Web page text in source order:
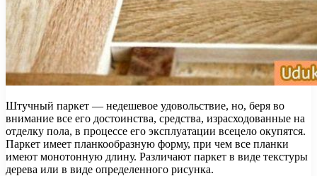
Штучный паркет — недешевое удовольствие, но, беря во
внимание все его достоинства, средства, израсходованные на
отделку пола, в процессе его эксплуатации всецело окупятся.
Паркет имеет планкообразную форму, при чем все планки
имеют монотонную длину. Различают паркет в виде текстуры
дерева или в виде определенного рисунка.